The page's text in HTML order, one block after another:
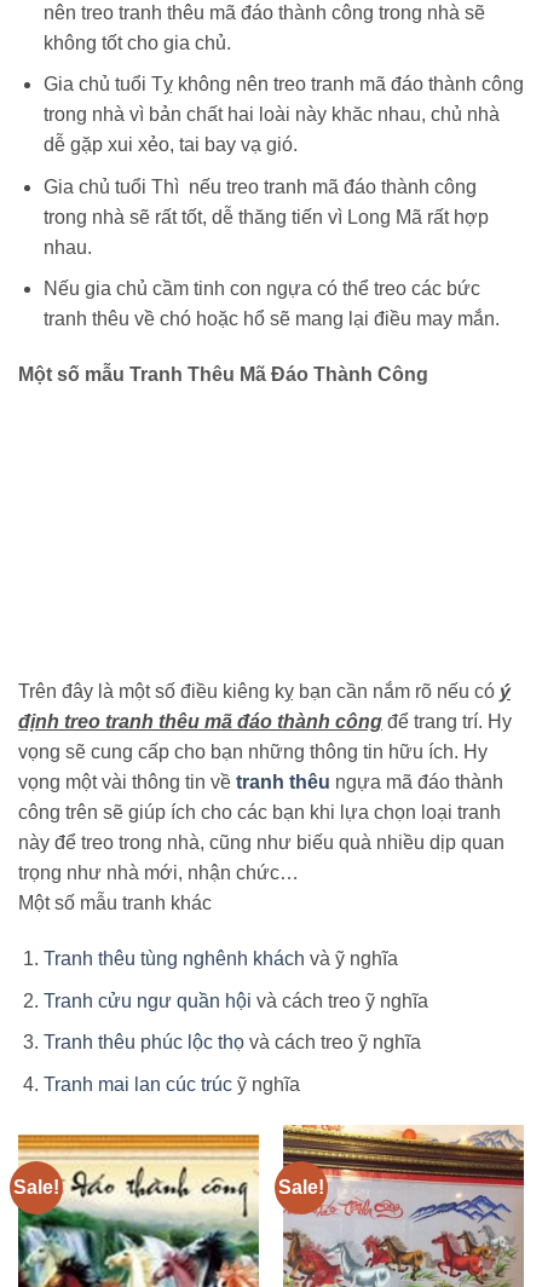
nên treo tranh thêu mã đáo thành công trong nhà sẽ
không tốt cho gia chủ.
Gia chủ tuổi Tỵ không nên treo tranh mã đáo thành công
trong nhà vì bản chất hai loài này khăc nhau, chủ nhà
dễ gặp xui xẻo, tai bay vạ gió.
Gia chủ tuổi Thì nếu treo tranh mã đáo thành công
trong nhà sẽ rất tốt, dễ thăng tiến vì Long Mã rất hợp
nhau.
Nếu gia chủ cầm tinh con ngựa có thể treo các bức
tranh thêu về chó hoặc hổ sẽ mang lại điều may mắn.
Một số mẫu Tranh Thêu Mã Đáo Thành Công
Trên đây là một số điều kiêng kỵ bạn cần nắm rõ nếu có ý
định treo tranh thêu mã đáo thành công để trang trí. Hy
vọng sẽ cung cấp cho bạn những thông tin hữu ích. Hy
vọng một vài thông tin về tranh thêu ngựa mã đáo thành
công trên sẽ giúp ích cho các bạn khi lựa chọn loại tranh
này để treo trong nhà, cũng như biếu quà nhiều dịp quan
trọng như nhà mới, nhận chức…
Một số mẫu tranh khác
Tranh thêu tùng nghênh khách và ỹ nghĩa
Tranh cửu ngư quần hội và cách treo ỹ nghĩa
Tranh thêu phúc lộc thọvà cách treo ỹ nghĩa
Tranh mai lan cúc trúcỹ nghĩa
Sale! Sale!